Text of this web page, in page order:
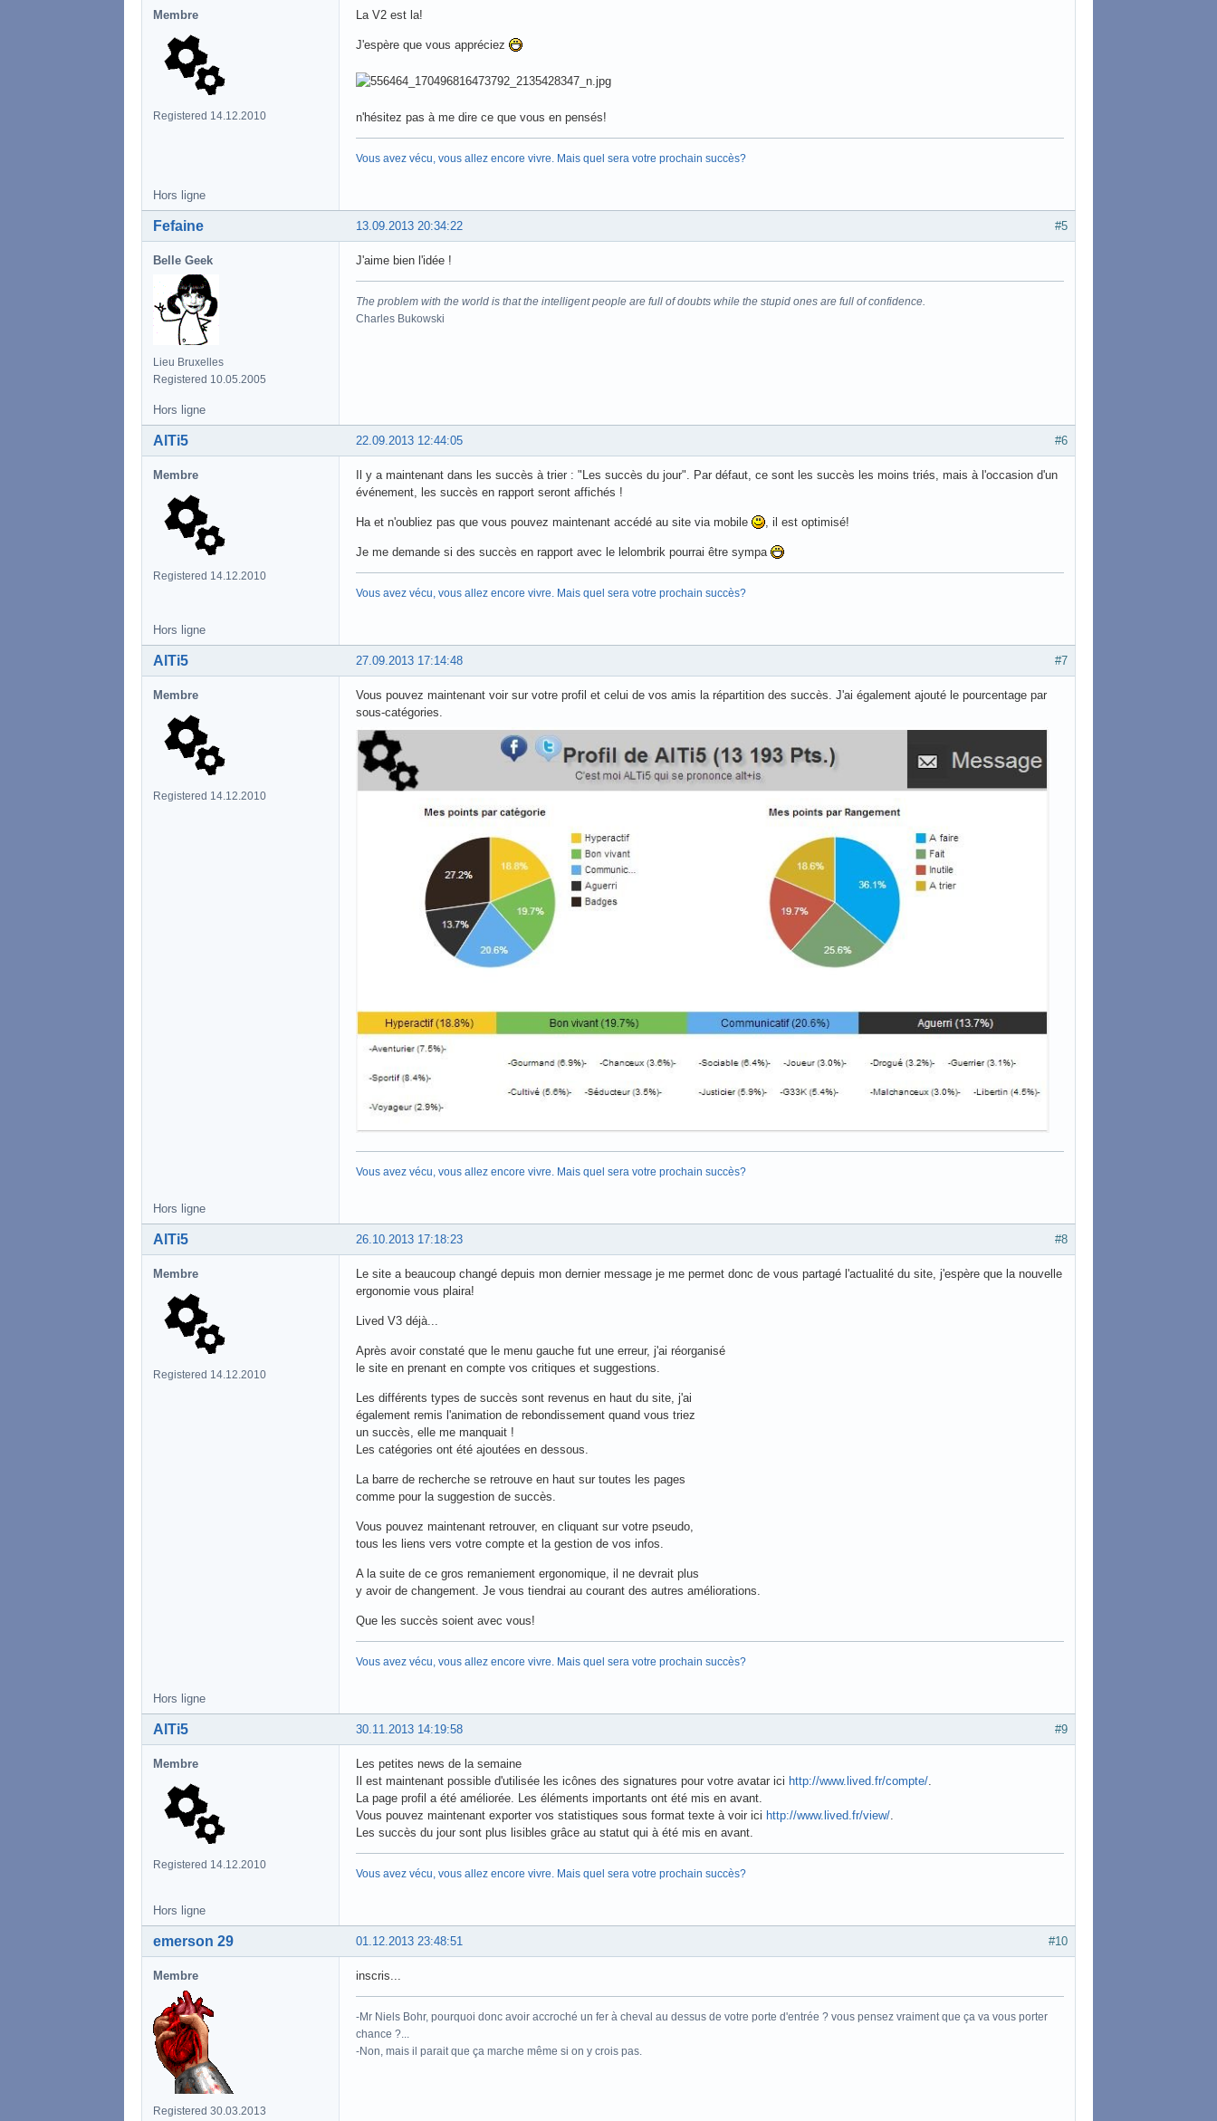
Membre
Registered 14.12.2010
La V2 est la!
J'espère que vous appréciez
n'hésitez pas à me dire ce que vous en pensés!
Vous avez vécu, vous allez encore vivre. Mais quel sera votre prochain succès?
Hors ligne
#5
13.09.2013 20:34:22
Fefaine
Belle Geek
Lieu Bruxelles
Registered 10.05.2005
J'aime bien l'idée !
The problem with the world is that the intelligent people are full of doubts while the stupid ones are full of confidence.
Charles Bukowski
Hors ligne
#6
22.09.2013 12:44:05
AlTi5
Membre
Registered 14.12.2010
Il y a maintenant dans les succès à trier : "Les succès du jour". Par défaut, ce sont les succès les moins triés, mais à l'occasion d'un
événement, les succès en rapport seront affichés !
Ha et n'oubliez pas que vous pouvez maintenant accédé au site via mobile , il est optimisé!
Je me demande si des succès en rapport avec le lelombrik pourrai être sympa
Vous avez vécu, vous allez encore vivre. Mais quel sera votre prochain succès?
Hors ligne
#7
27.09.2013 17:14:48
AlTi5
Membre
Registered 14.12.2010
Vous pouvez maintenant voir sur votre profil et celui de vos amis la répartition des succès. J'ai également ajouté le pourcentage par
sous-catégories.
Vous avez vécu, vous allez encore vivre. Mais quel sera votre prochain succès?
Hors ligne
#8
26.10.2013 17:18:23
AlTi5
Membre
Registered 14.12.2010
Le site a beaucoup changé depuis mon dernier message je me permet donc de vous partagé l'actualité du site, j'espère que la nouvelle
ergonomie vous plaira!
Lived V3 déjà...
Après avoir constaté que le menu gauche fut une erreur, j'ai réorganisé
le site en prenant en compte vos critiques et suggestions.
Les différents types de succès sont revenus en haut du site, j'ai
également remis l'animation de rebondissement quand vous triez
un succès, elle me manquait !
Les catégories ont été ajoutées en dessous.
La barre de recherche se retrouve en haut sur toutes les pages
comme pour la suggestion de succès.
Vous pouvez maintenant retrouver, en cliquant sur votre pseudo,
tous les liens vers votre compte et la gestion de vos infos.
A la suite de ce gros remaniement ergonomique, il ne devrait plus
y avoir de changement. Je vous tiendrai au courant des autres améliorations.
Que les succès soient avec vous!
Vous avez vécu, vous allez encore vivre. Mais quel sera votre prochain succès?
Hors ligne
#9
30.11.2013 14:19:58
AlTi5
Membre
Registered 14.12.2010
Les petites news de la semaine
Il est maintenant possible d'utilisée les icônes des signatures pour votre avatar ici http://www.lived.fr/compte/
La page profil a été améliorée. Les éléments importants ont été mis en avant.
Vous pouvez maintenant exporter vos statistiques sous format texte à voir ici http://www.lived.fr/view/
Les succès du jour sont plus lisibles grâce au statut qui à été mis en avant.
Vous avez vécu, vous allez encore vivre. Mais quel sera votre prochain succès?
Hors ligne
#10
01.12.2013 23:48:51
emerson 29
Membre
Registered 30.03.2013
inscris...
-Mr Niels Bohr, pourquoi donc avoir accroché un fer à cheval au dessus de votre porte d'entrée ? vous pensez vraiment que ça va vous porter
chance ?...
-Non, mais il parait que ça marche même si on y crois pas.